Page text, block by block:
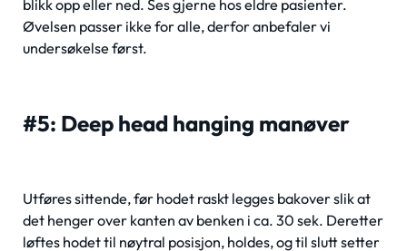
blikk opp eller ned. Ses gjerne hos eldre pasienter.
Øvelsen passer ikke for alle, derfor anbefaler vi
undersøkelse først.
#5: Deep head hanging manøver
Utføres sittende, før hodet raskt legges bakover slik at
det henger over kanten av benken i ca. 30 sek. Deretter
løftes hodet til nøytral posisjon, holdes, og til slutt setter